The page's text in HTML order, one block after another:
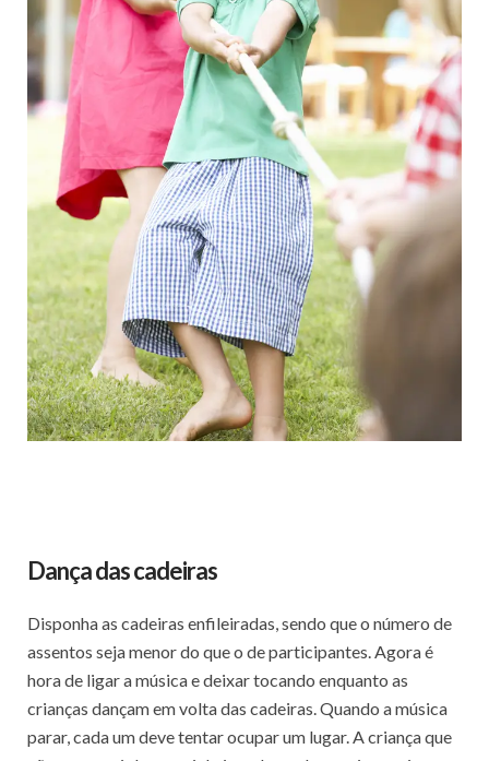
Dança das cadeiras
Disponha as cadeiras enfileiradas, sendo que o número de
assentos seja menor do que o de participantes. Agora é
hora de ligar a música e deixar tocando enquanto as
crianças dançam em volta das cadeiras. Quando a música
parar, cada um deve tentar ocupar um lugar. A criança que